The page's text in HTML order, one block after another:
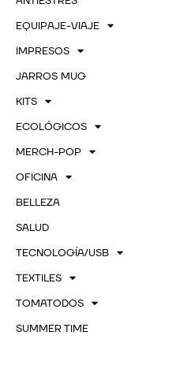
EQUIPAJE-VIAJE
IMPRESOS
JARROS MUG
KITS
ECOLÓGICOS
MERCH-POP
OFICINA
BELLEZA
SALUD
TECNOLOGÍA/USB
TEXTILES
TOMATODOS
SUMMER TIME